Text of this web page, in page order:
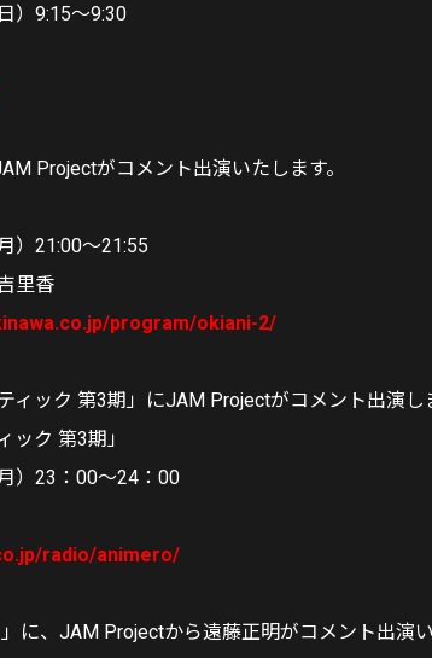
）9:15～9:30
Projectがコメント出演いたします。
）21:00〜21:55
里香
program/okiani-2/
ィック 第3期」にJAM Projectがコメント出演し
ック 第3期」
）23：00～24：00
radio/animero/
に、JAM Projectから遠藤正明がコメント出演い